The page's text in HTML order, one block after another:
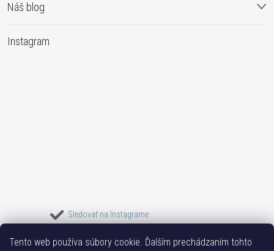
Tento web používa súbory cookie. Ďalším prechádzaním tohto
Náš blog
Instagram
Sledovať na Instagrame